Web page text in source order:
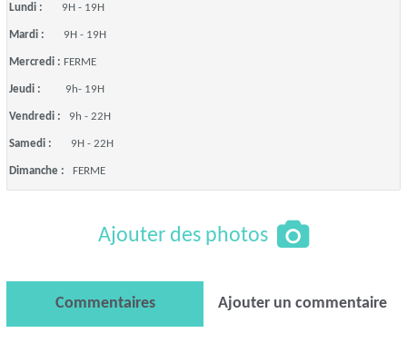
Lundi : 9H - 19H
Mardi : 9H - 19H
Mercredi : FERME
Jeudi : 9h- 19H
Vendredi : 9h - 22H
Samedi : 9H - 22H
Dimanche : FERME
Ajouter des photos
Commentaires Ajouter un commentaire